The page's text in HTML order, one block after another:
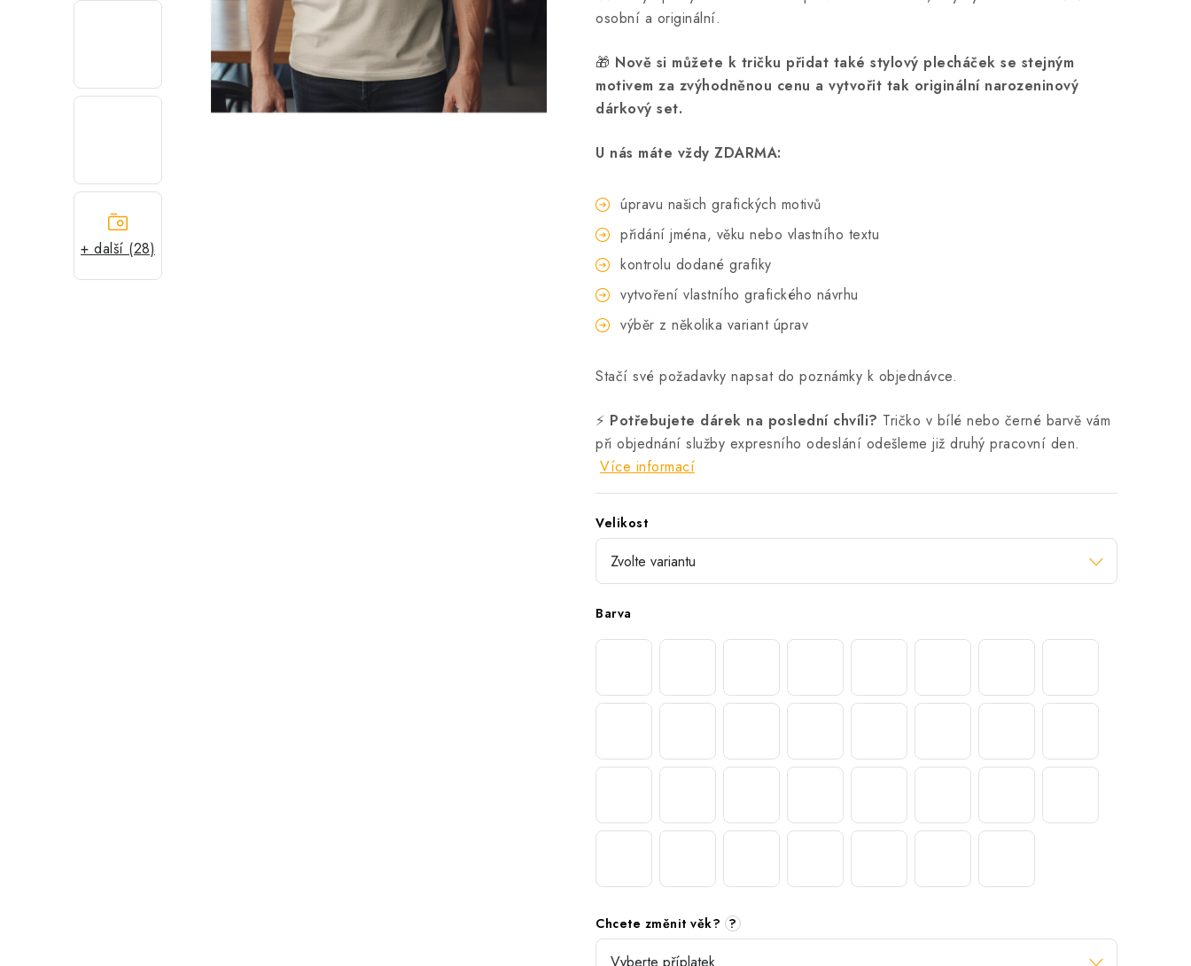
+ další (28)
osobní a originální.
🎁 Nově si můžete k tričku přidat také stylový plecháček se stejným
motivem za zvýhodněnou cenu a vytvořit tak originální narozeninový
dárkový set.
U nás máte vždy ZDARMA:
úpravu našich grafických motivů
přidání jména, věku nebo vlastního textu
kontrolu dodané grafiky
vytvoření vlastního grafického návrhu
výběr z několika variant úprav
Stačí své požadavky napsat do poznámky k objednávce.
⚡ Potřebujete dárek na poslední chvíli? Tričko v bílé nebo černé barvě vám
při objednání služby expresního odeslání odešleme již druhý pracovní den.
Více informací
Velikost
Barva
Chcete změnit věk? ?